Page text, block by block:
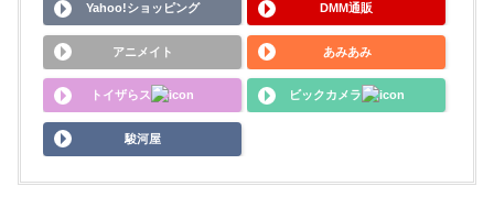
Yahoo!ショッピング DMM通販
アニメイト あみあみ
トイザらス ビックカメラ
駿河屋